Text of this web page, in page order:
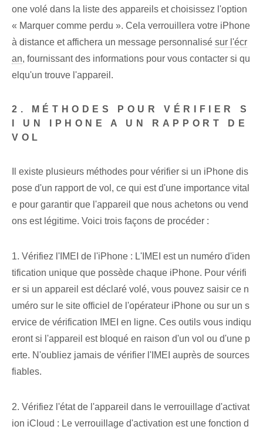
one volé dans la liste des appareils et choisissez l'option
« Marquer comme perdu ». Cela verrouillera votre iPhone
à distance et affichera un message personnalisé sur l'écr
an, fournissant des informations pour vous contacter si qu
elqu'un trouve l'appareil.
2. MÉTHODES POUR VÉRIFIER S
I UN IPHONE A UN RAPPORT DE
VOL
Il existe plusieurs méthodes pour vérifier si un iPhone dis
pose d'un rapport de vol, ce qui est d'une importance vital
e pour garantir que l'appareil que nous achetons ou vend
ons est légitime. Voici trois façons de procéder :
1. Vérifiez l'IMEI de l'iPhone : L'IMEI est un numéro d'iden
tification unique que possède chaque iPhone. Pour vérifi
er si un appareil est déclaré volé, vous pouvez saisir ce n
uméro sur le site officiel de l'opérateur iPhone ou sur un s
ervice de vérification IMEI en ligne. Ces outils vous indiqu
eront si l'appareil est bloqué en raison d'un vol ou d'une p
erte. N'oubliez jamais de vérifier l'IMEI auprès de sources
fiables.
2. Vérifiez l'état de l'appareil dans le verrouillage d'activat
ion iCloud : Le verrouillage d'activation est une fonction d